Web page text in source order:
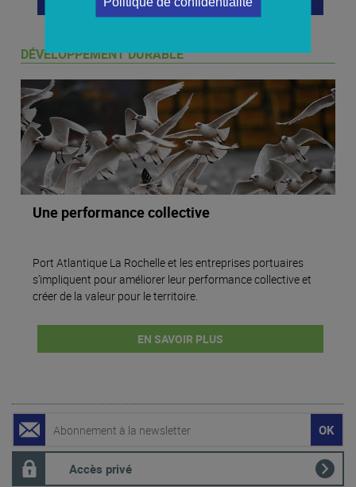
DÉVELOPPEMENT DURABLE
Une performance collective
Port Atlantique La Rochelle et les entreprises portuaires
s’impliquent pour améliorer leur performance collective et
créer de la valeur pour le territoire.
EN SAVOIR PLUS
Accès privé